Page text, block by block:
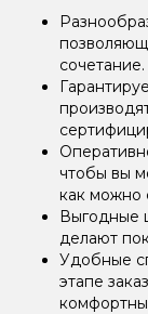
сочетание.
чтобы вы
как можно
Выгодные
делают
Удобные
этапе